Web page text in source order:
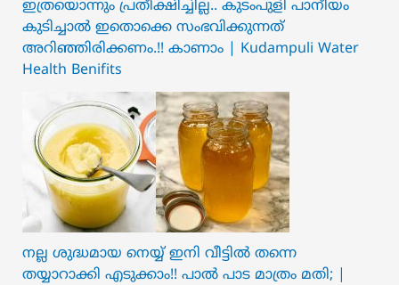
ഇത്രയൊന്നും പ്രതീക്ഷിച്ചില്ല.. ക‍ു‌ടംപുളി പാനീയം
കുടിച്ചാൽ ഇതൊക്കെ സംഭവിക്കുന്നത്
അറിഞ്ഞിരിക്കണം.!! കാണാം | Kudampuli Water
Health Benifits
നല്ല ശുദ്ധമായ നെയ്യ് ഇനി വീട്ടിൽ തന്നെ
തയ്യാറാക്കി എടുക്കാം!! പാൽ പാട മാത്രം മതി; |